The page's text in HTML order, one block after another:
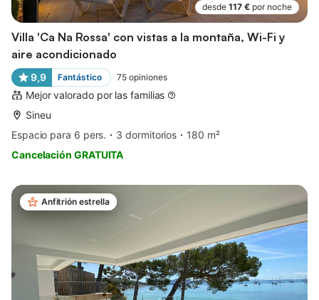
desde 117 € por noche
Villa 'Ca Na Rossa' con vistas a la montaña, Wi-Fi y
aire acondicionado
9,9 Fantástico 75 opiniones
Mejor valorado por las familias
Sineu
Espacio para 6 pers.
3 dormitorios
180 m²
Cancelación GRATUITA
Anfitrión estrella